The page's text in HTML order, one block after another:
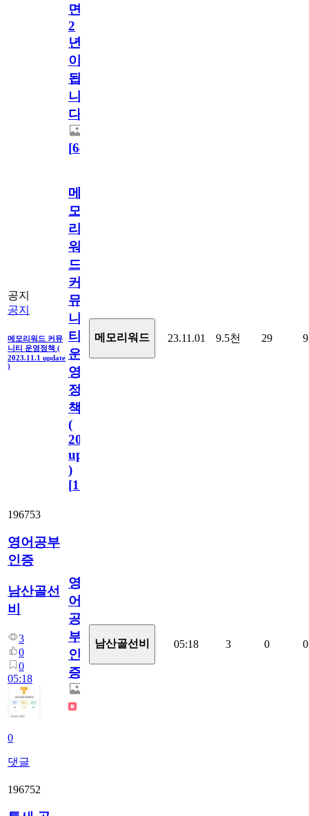
면
2
년
이
됩
니
다.
[64
공지
공지
메모리워드 커뮤
니티 운영정책 (
2023.11.1 update
)
메
모
리
워
드
커
뮤
니
티
운
영
정
책
(
2023.11.1
update
)
[110
메모리워드 23.11.01 9.5천 29 9
196753
영어공부
인증
남산골선
비
3
0
0
05:18
0
댓글
영
어
공
부
인
증
남산골선비 05:18 3 0 0
196752